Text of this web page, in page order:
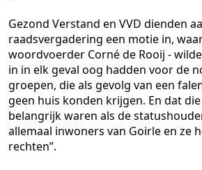
Gezond Verstand en VVD dienden
raadsvergadering een motie in,
woordvoerder Corné de Rooij -
in in elk geval oog hadden voor de
groepen, die als gevolg van een
geen huis konden krijgen. En dat
belangrijk waren als de
allemaal inwoners van Goirle en ze
rechten”.